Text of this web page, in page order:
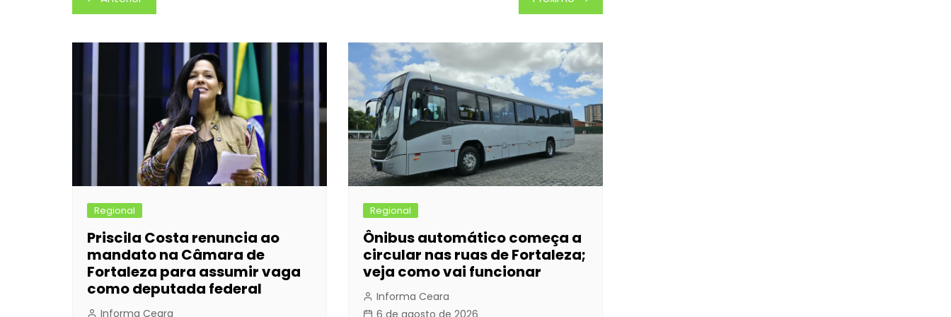
e
o
o
k
s
er
s
p
n
de
Post
Regional
Priscila Costa renuncia ao
mandato na Câmara de
Fortaleza para assumir vaga
como deputada federal
Informa Ceara
Regional
Ônibus automático começa a
circular nas ruas de Fortaleza;
veja como vai funcionar
Informa Ceara
6 de agosto de 2026